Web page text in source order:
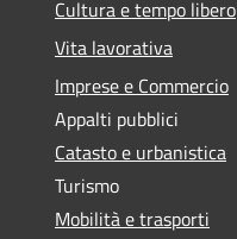
Cultura e tempo libero
Vita lavorativa
Imprese e Commercio
Appalti pubblici
Catasto e urbanistica
Turismo
Mobilità e trasporti